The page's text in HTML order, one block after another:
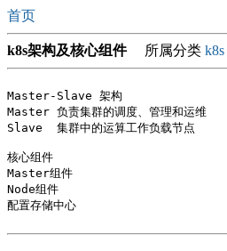
首页
k8s架构及核心组件所属分类 k8s
Master-Slave 架构
Master 负责集群的调度、管理和运维
Slave  集群中的运算工作负载节点
核心组件
Master组件
Node组件
配置存储中心